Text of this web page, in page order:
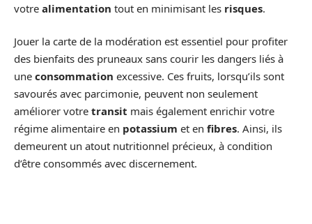
votre alimentation tout en minimisant les risques.
Jouer la carte de la modération est essentiel pour profiter
des bienfaits des pruneaux sans courir les dangers liés à
une consommation excessive. Ces fruits, lorsqu’ils sont
savourés avec parcimonie, peuvent non seulement
améliorer votre transit mais également enrichir votre
régime alimentaire en potassium et en fibres. Ainsi, ils
demeurent un atout nutritionnel précieux, à condition
d’être consommés avec discernement.